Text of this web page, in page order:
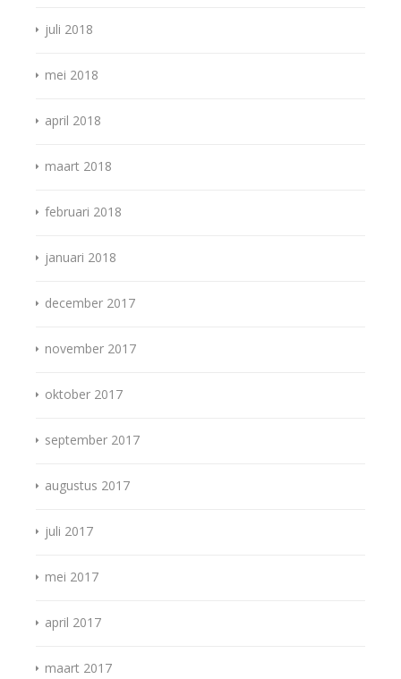
juli 2018
mei 2018
april 2018
maart 2018
februari 2018
januari 2018
december 2017
november 2017
oktober 2017
september 2017
augustus 2017
juli 2017
mei 2017
april 2017
maart 2017